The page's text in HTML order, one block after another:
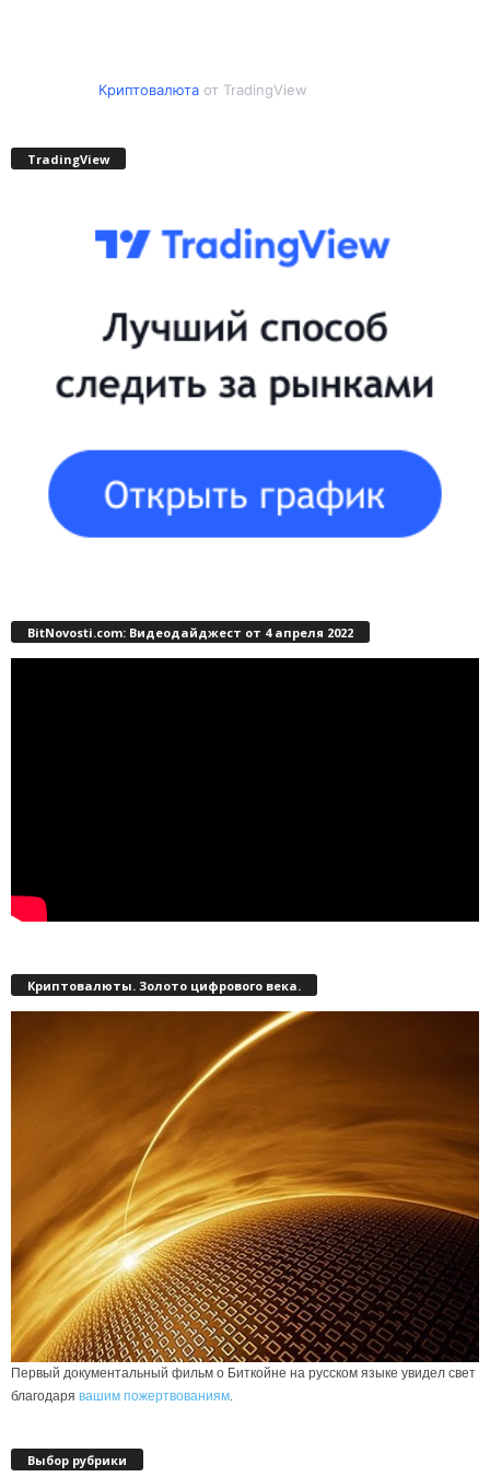
Криптовалютаот TradingView
TradingView
BitNovosti.com: Видеодайджест от 4 апреля 2022
Криптовалюты. Золото цифрового века.
Первый документальный фильм о Биткойне на русском языке увидел свет
благодаря вашим пожертвованиям
Выбор рубрики